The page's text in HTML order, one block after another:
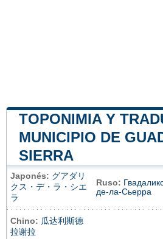
TOPONIMIA Y
MUNICIPIO DE
SIERRA
Japonés: グアダリ
クス・デ・ラ・シエ
ラ
Ruso:
де-ла-Сьерра
Chino: 瓜达利斯德
拉谢拉